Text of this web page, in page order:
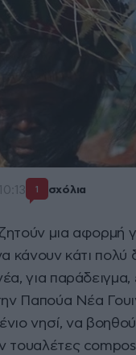
1 σχόλια
μια αφορμή
κάνουν κάτι
για
Παπούα Νέα
νησί, να
τουαλέτες